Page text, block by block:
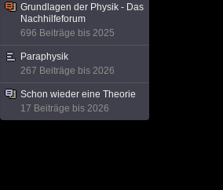
Grundlagen der Physik - Das
Nachhilfeforum
696 Beiträge bis 2025
Paraphysik
267 Beiträge bis 2026
Schon wieder eine Theorie
17 Beiträge bis 2026